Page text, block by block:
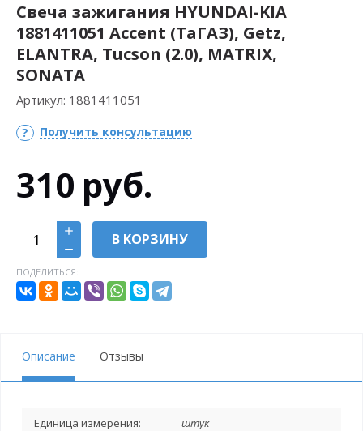
Свеча зажигания HYUNDAI-KIA
1881411051 Accent (ТаГАЗ), Getz,
ELANTRA, Tucson (2.0), MATRIX,
SONATA
Артикул: 1881411051
Получить консультацию
310 руб.
В КОРЗИНУ
ПОДЕЛИТЬСЯ:
Описание Отзывы
Единица измерения: штук